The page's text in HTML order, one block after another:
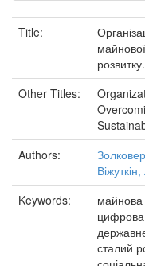
Title:
розвитку.
Other Titles:
Authors:
Keywords:
майнова
цифрова
сталий